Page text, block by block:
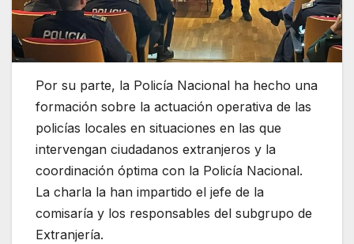
Por su parte, la Policía Nacional ha hecho una
formación sobre la actuación operativa de las
policías locales en situaciones en las que
intervengan ciudadanos extranjeros y la
coordinación óptima con la Policía Nacional.
La charla la han impartido el jefe de la
comisaría y los responsables del subgrupo de
Extranjería.